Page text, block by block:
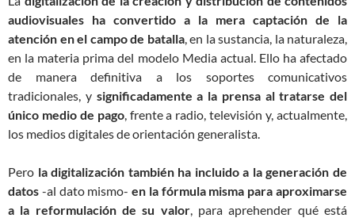
audiovisuales ha convertido a la mera captación de la
atención en el campo de batalla, en la sustancia, la naturaleza,
en la materia prima del modelo Media actual. Ello ha afectado
de manera definitiva a los soportes comunicativos
tradicionales, y significadamente a la prensa al tratarse del
único medio de pago, frente a radio, televisión y, actualmente,
los medios digitales de orientación generalista.
Pero la digitalización también ha incluido a la generación de
datos -al dato mismo-en la fórmula misma para aproximarse
a la reformulación de su valor, para aprehender qué está